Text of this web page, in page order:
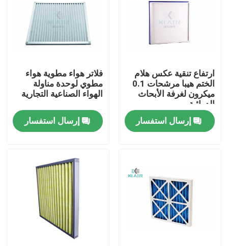
معلومات عنا
ارتفاع تنقية عكس هلام
الختم هيبا مرشحات 0.1
ميكرون لغرفة الأبحاث
الدوائية
إرسال استفسار
فلاتر هواء مطوية هواء
مطوي لوحدة مناولة
الهواء الصناعية التجارية
إرسال استفسار